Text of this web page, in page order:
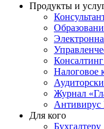
Продукты и
Налоговое
Журнал
Антивирус
Для кого
Бухгалтеру